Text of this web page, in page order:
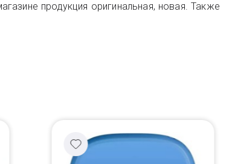
продукция оригинальная, новая. Также